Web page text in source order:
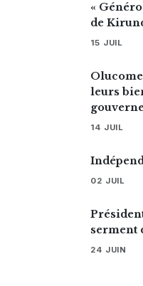
«
de
15 JUIL
leurs
14 JUIL
02 JUIL
serment
24 JUIN